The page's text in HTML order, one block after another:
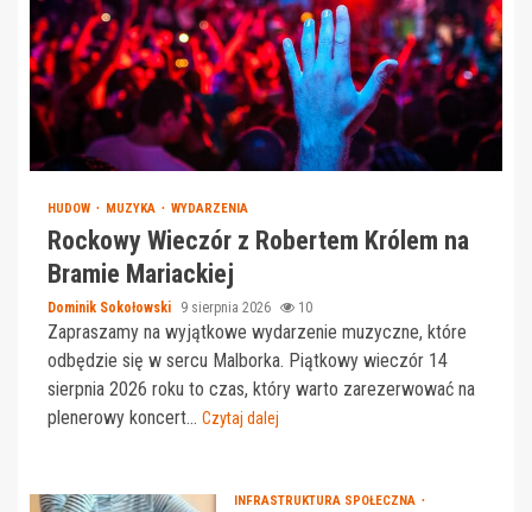
HUDOW MUZYKA WYDARZENIA
Rockowy Wieczór z Robertem Królem na
Bramie Mariackiej
Dominik Sokołowski 9 sierpnia 2026 10
Zapraszamy na wyjątkowe wydarzenie muzyczne, które
odbędzie się w sercu Malborka. Piątkowy wieczór 14
sierpnia 2026 roku to czas, który warto zarezerwować na
plenerowy koncert... Czytaj dalej
INFRASTRUKTURA SPOŁECZNA